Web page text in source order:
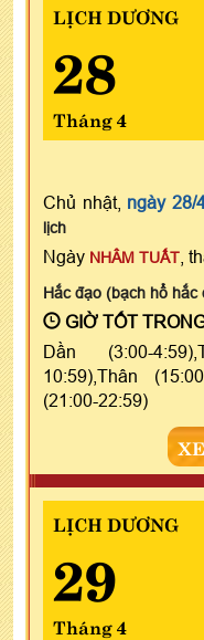
LỊCH DƯƠNG
28
Tháng 4
Chủ nhật, ngày 28/
lịch
Ngày NHÂM TUẤT ,
Hắc đạo (bạch hổ hắc
GIỜ TỐT
Dần (3:00-
10:59),Thân
(21:00-22:59)
LỊCH DƯƠNG
29
Tháng 4